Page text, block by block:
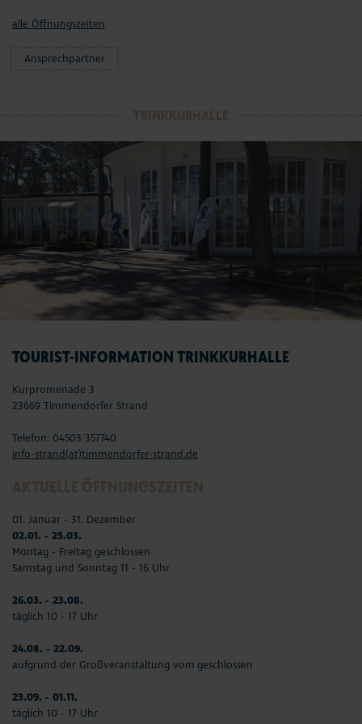
alle Öffnungszeiten
Ansprechpartner
TOURIST-INFORMATION TRINKKURHALLE
Kurpromenade 3
23669 Timmendorfer Strand
Telefon: 04503 357740
info-strand(at)timmendorfer-strand.de
01. Januar - 31. Dezember
02.01. - 25.03.
Montag - Freitag geschlossen
Samstag und Sonntag 11 - 16 Uhr
26.03. - 23.08.
täglich 10 - 17 Uhr
24.08. - 22.09.
aufgrund der Großveranstaltung vom geschlossen
23.09. - 01.11.
täglich 10 - 17 Uhr